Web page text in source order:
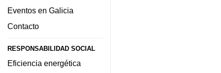
Eventos en Galicia
Contacto
RESPONSABILIDAD SOCIAL
Eficiencia energética